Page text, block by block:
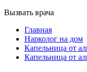
Вызвать врача
Главная
Нарколог на дом
Капельница от
Капельница от